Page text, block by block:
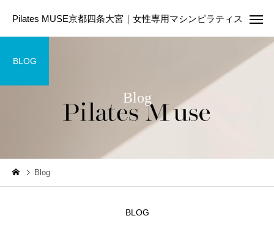
Pilates MUSE京都四条大宮｜女性専用マシンピラティス
Online Pilates
ピラティスは筋トレの代わ
美容のために今日から
Blog
BLOG
Blog
BLOG